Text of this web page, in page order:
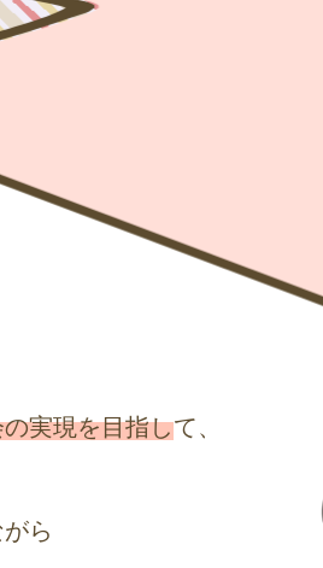
実現を目指して、
ら